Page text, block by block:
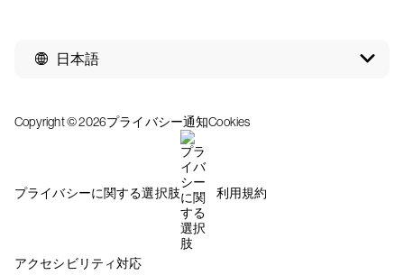
日本語
Copyright © 2026プライバシー通知Cookies
プライバシーに関する選択肢 利用規約
アクセシビリティ対応